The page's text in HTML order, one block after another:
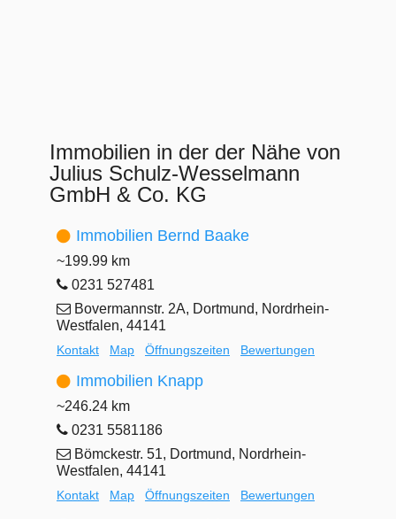
Immobilien in der der Nähe von
Julius Schulz-Wesselmann
GmbH & Co. KG
Immobilien Bernd Baake
~199.99 km
0231 527481
Bovermannstr. 2A, Dortmund, Nordrhein-
Westfalen, 44141
Kontakt Map Öffnungszeiten Bewertungen
Immobilien Knapp
~246.24 km
0231 5581186
Bömckestr. 51, Dortmund, Nordrhein-
Westfalen, 44141
Kontakt Map Öffnungszeiten Bewertungen